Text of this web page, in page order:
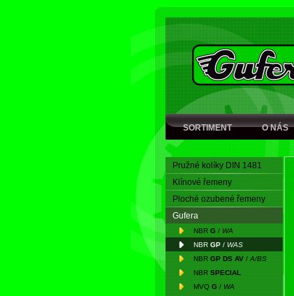
SORTIMENT O NÁS
Pružné kolíky DIN 1481
Klínové řemeny
Ploché ozubené řemeny
Gufera
NBR G / WA
NBR GP / WAS
NBR GP DS AV / A/BS
NBR SPECIAL
MVQ G / WA